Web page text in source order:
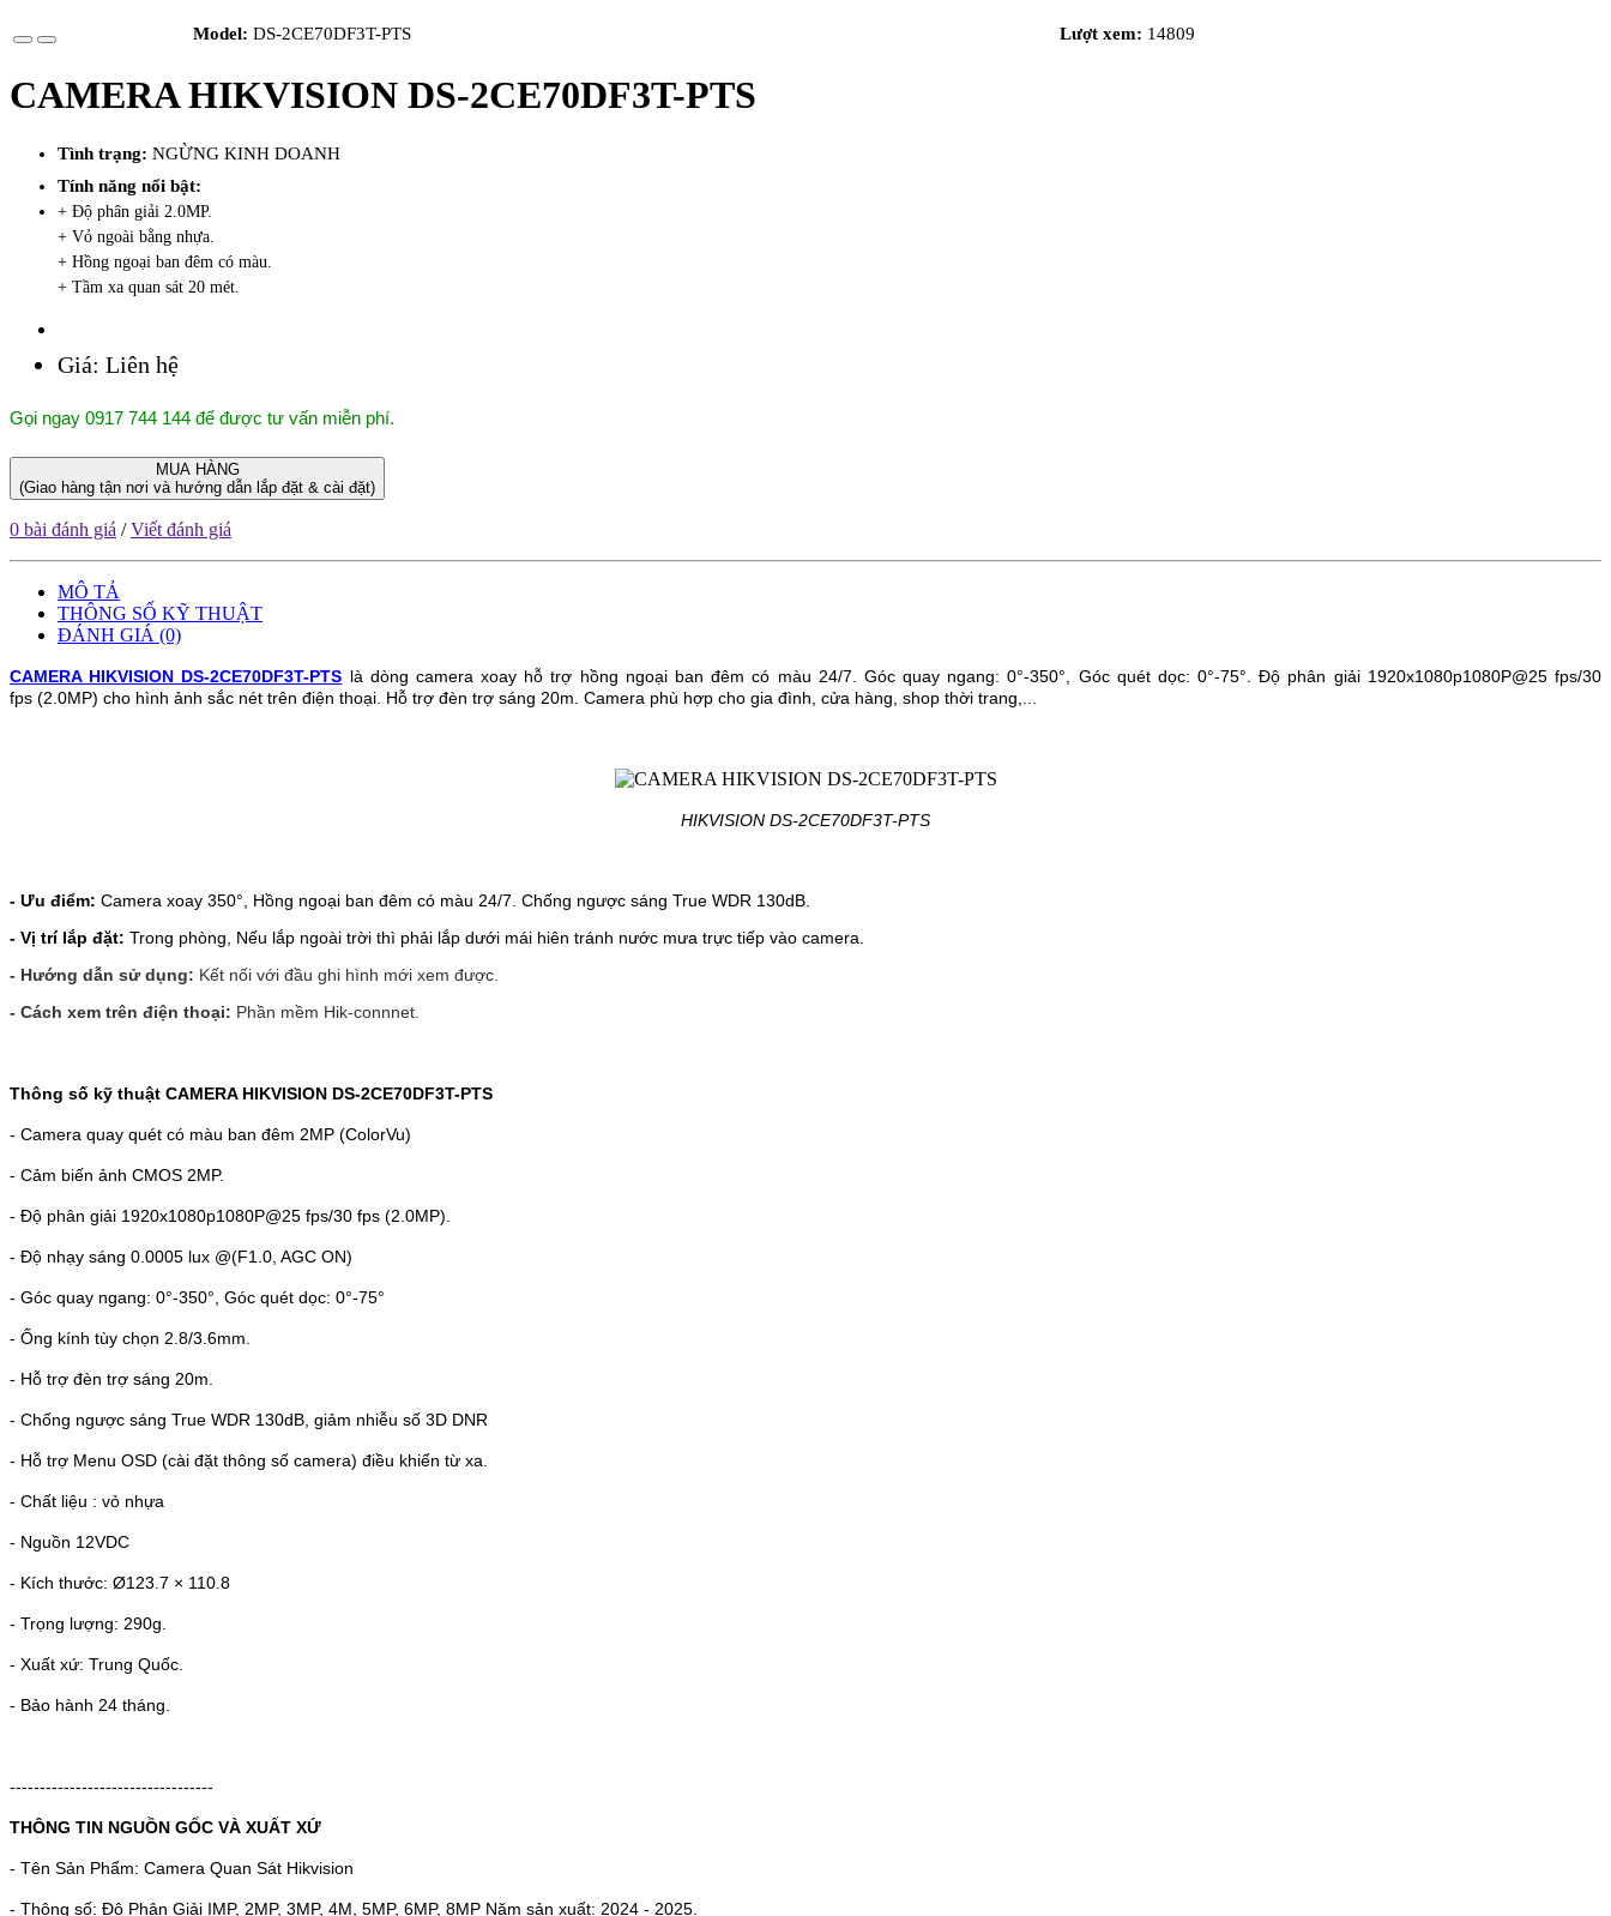
Model: DS-2CE70DF3T-PTS Lượt xem: 14809
CAMERA HIKVISION DS-2CE70DF3T-PTS
Tình trạng: NGỪNG KINH DOANH
Tính năng nổi bật:
+ Độ phân giải 2.0MP.
+ Vỏ ngoài bằng nhựa.
+ Hồng ngoại ban đêm có màu.
+ Tầm xa quan sát 20 mét.
Giá: Liên hệ
Gọi ngay 0917 744 144 để được tư vấn miễn phí.
MUA HÀNG
(Giao hàng tận nơi và hướng dẫn lắp đặt & cài đặt)
0 bài đánh giá /Viết đánh giá
MÔ TẢ
THÔNG SỐ KỸ THUẬT
ĐÁNH GIÁ (0)
CAMERA HIKVISION DS-2CE70DF3T-PTS là dòng camera xoay hỗ trợ hồng ngoại ban đêm có màu 24/7. Góc quay ngang: 0°-350°, Góc quét dọc: 0°-75°. Độ phân giải 1920x1080p1080P@25 fps/30
fps (2.0MP) cho hình ảnh sắc nét trên điện thoại. Hỗ trợ đèn trợ sáng 20m. Camera phù hợp cho gia đình, cửa hàng, shop thời trang,...
HIKVISION DS-2CE70DF3T-PTS
- Ưu điểm: Camera xoay 350°, Hồng ngoại ban đêm có màu 24/7. Chống ngược sáng True WDR 130dB.
- Vị trí lắp đặt: Trong phòng, Nếu lắp ngoài trời thì phải lắp dưới mái hiên tránh nước mưa trực tiếp vào camera.
- Hướng dẫn sử dụng: Kết nối với đầu ghi hình mới xem được.
- Cách xem trên điện thoại: Phần mềm Hik-connnet.
Thông số kỹ thuật CAMERA HIKVISION DS-2CE70DF3T-PTS
- Camera quay quét có màu ban đêm 2MP (ColorVu)
- Cảm biến ảnh CMOS 2MP.
- Độ phân giải 1920x1080p1080P@25 fps/30 fps (2.0MP).
- Độ nhạy sáng 0.0005 lux @(F1.0, AGC ON)
- Góc quay ngang: 0°-350°, Góc quét dọc: 0°-75°
- Ống kính tùy chọn 2.8/3.6mm.
- Hỗ trợ đèn trợ sáng 20m.
- Chống ngược sáng True WDR 130dB, giảm nhiễu số 3D DNR
- Hỗ trợ Menu OSD (cài đặt thông số camera) điều khiển từ xa.
- Chất liệu : vỏ nhựa
- Nguồn 12VDC
- Kích thước: Ø123.7 × 110.8
- Trọng lượng: 290g.
- Xuất xứ: Trung Quốc.
- Bảo hành 24 tháng.
----------------------------------
THÔNG TIN NGUỒN GỐC VÀ XUẤT XỨ
- Tên Sản Phẩm: Camera Quan Sát Hikvision
- Thông số: Độ Phân Giải IMP, 2MP, 3MP, 4M, 5MP, 6MP, 8MP Năm sản xuất: 2024 - 2025.